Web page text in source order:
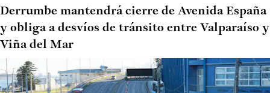
Derrumbe mantendrá cierre de Avenida España
y obliga a desvíos de tránsito entre Valparaíso y
Viña del Mar